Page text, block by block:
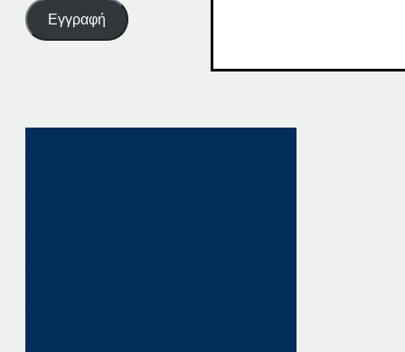
Εγγραφή